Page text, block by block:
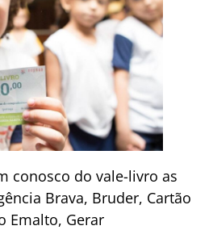
conosco do vale-livro as
Brava, Bruder, Cartão
Emalto, Gerar